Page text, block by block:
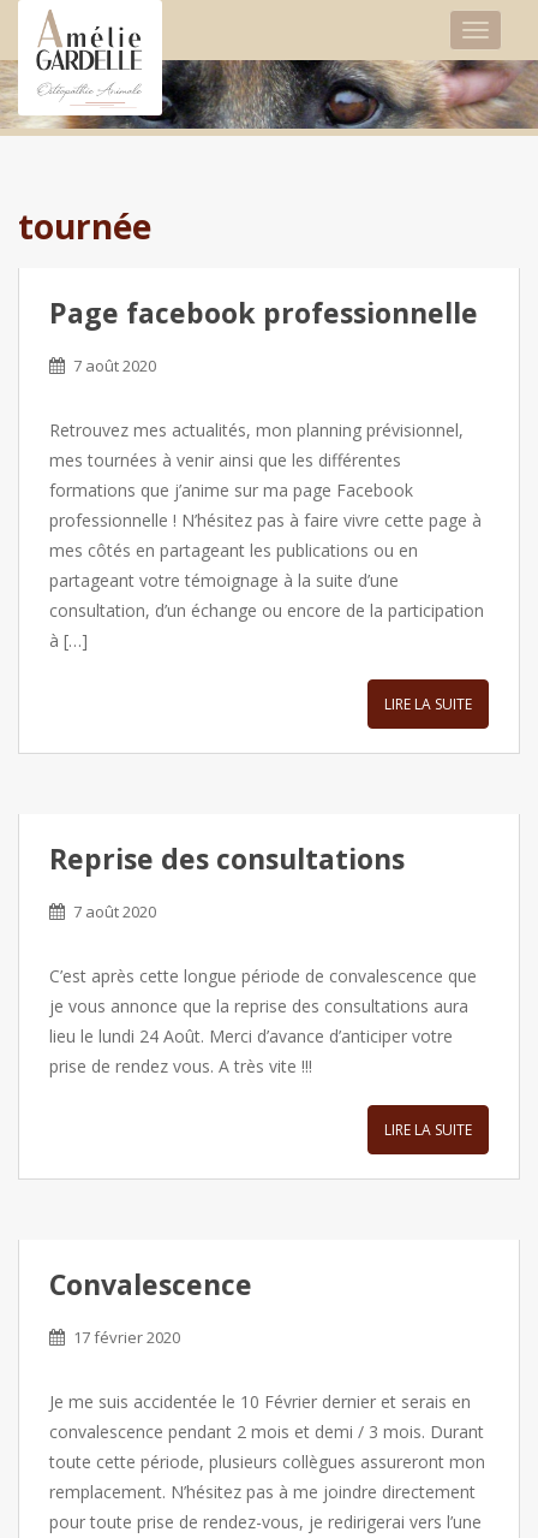
tournée
Page facebook professionnelle
7 août 2020
Retrouvez mes actualités, mon planning prévisionnel,
mes tournées à venir ainsi que les différentes
formations que j’anime sur ma page Facebook
professionnelle ! N’hésitez pas à faire vivre cette page à
mes côtés en partageant les publications ou en
partageant votre témoignage à la suite d’une
consultation, d’un échange ou encore de la participation
à […]
LIRE LA SUITE
Reprise des consultations
7 août 2020
C’est après cette longue période de convalescence que
je vous annonce que la reprise des consultations aura
lieu le lundi 24 Août. Merci d’avance d’anticiper votre
prise de rendez vous. A très vite !!!
LIRE LA SUITE
Convalescence
17 février 2020
Je me suis accidentée le 10 Février dernier et serais en
convalescence pendant 2 mois et demi / 3 mois. Durant
toute cette période, plusieurs collègues assureront mon
remplacement. N’hésitez pas à me joindre directement
pour toute prise de rendez-vous, je redirigerai vers l’une